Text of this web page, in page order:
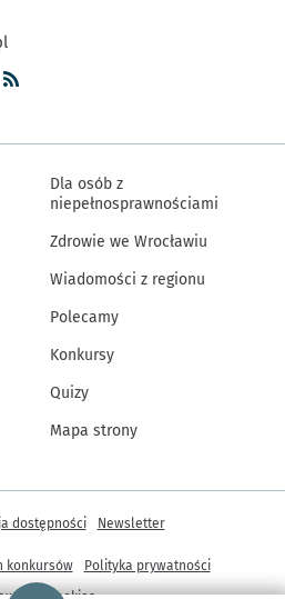
Strona główna - wroclaw.pl
Dla osób z
niepełnosprawnościami
Zdrowie we Wrocławiu
Wiadomości z regionu
Polecamy
Konkursy
Quizy
Mapa strony
dostępności Newsletter
konkursów
Polityka prywatności